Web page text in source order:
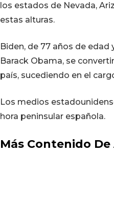
los estados de Nevada,
estas alturas.
Biden, de 77 años de
Barack Obama, se
país, sucediendo en el
Los medios
hora peninsular española.
Más Contenido De